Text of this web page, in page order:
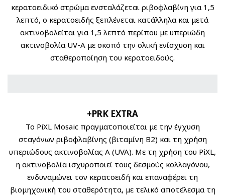
κερατοειδικό στρώμα ενσταλάζεται ριβοφλαβίνη για 1,5
λεπτό, ο κερατοειδής ξεπλένεται κατάλληλα και μετά
ακτινοβολείται για 1,5 λεπτό περίπου με υπεριώδη
ακτινοβολία UV-A με σκοπό την ολική ενίσχυση και
σταθεροποίηση του κερατοειδούς.
+PRK EXTRA
To PiXL Mosaic πραγματοποιείται με την έγχυση
σταγόνων ριβοφλαβίνης (βιταμίνη Β2) και τη χρήση
υπεριώδους ακτινοβολίας A (UVA). Με τη χρήση του PiXL,
η ακτινοβολία ισχυροποιεί τους δεσμούς κολλαγόνου,
ενδυναμώνει τον κερατοειδή και επαναφέρει τη
βιομηχανική του σταθερότητα, με τελικό αποτέλεσμα τη